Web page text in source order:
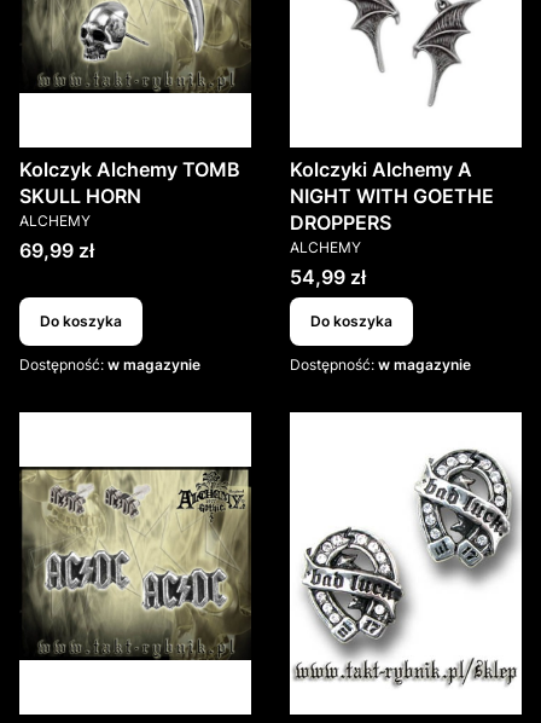
Kolczyk Alchemy TOMB
SKULL HORN
PRODUCENT
ALCHEMY
Cena
69,99 zł
Do koszyka
Dostępność: w magazynie
Kolczyki Alchemy A
NIGHT WITH GOETHE
DROPPERS
PRODUCENT
ALCHEMY
Cena
54,99 zł
Do koszyka
Dostępność: w magazynie